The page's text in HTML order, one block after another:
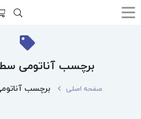
برچسب آناتومی
صفحه اصلی برچسب